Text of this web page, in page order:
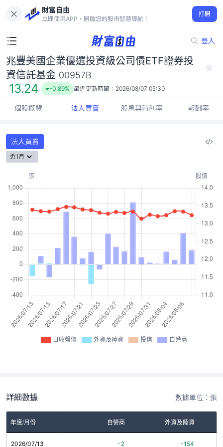
財富自由
立即使用APP，開啟您的股市智慧導航！
打開
登入
兆豐美國企業優選投資級公司債ETF證券投資信託基金 00957B
13.24
-0.89%
兆豐美國企業優選投資級公司債ETF證券投
資信託基金 00957B
13.24 -0.89% 最近更新時間： 2026/08/07 05:30
個股概覽 法人買賣 股息與殖利率 報酬率
法人買賣
近1月
日收盤價 外資及陸資 投信 自營商
詳細數據 數據單位：張
年度/月份 自營商 外資及陸資
2026/07/13 -2 -154